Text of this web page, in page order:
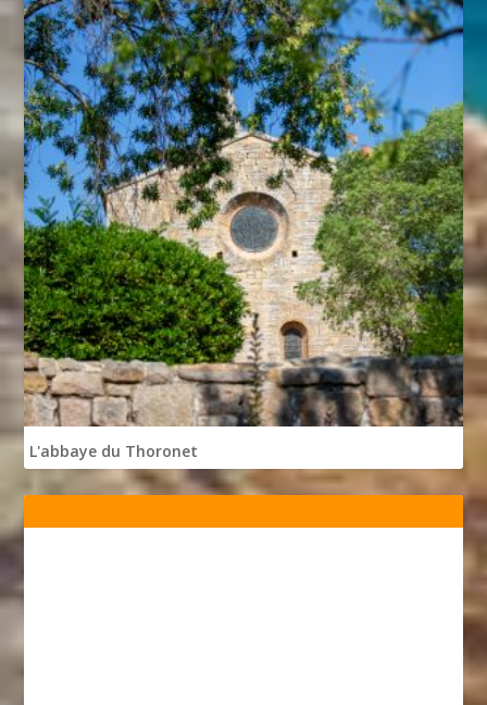
L'abbaye du Thoronet